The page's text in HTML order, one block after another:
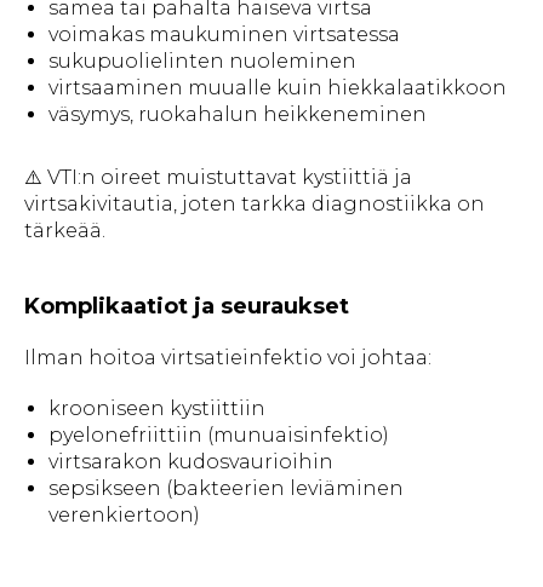
samea tai pahalta haiseva virtsa
voimakas maukuminen virtsatessa
sukupuolielinten nuoleminen
virtsaaminen muualle kuin hiekkalaatikkoon
väsymys, ruokahalun heikkeneminen
⚠️ VTI:n oireet muistuttavat kystiittiä ja
virtsakivitautia, joten tarkka diagnostiikka on
tärkeää.
Komplikaatiot ja seuraukset
Ilman hoitoa virtsatieinfektio voi johtaa:
krooniseen kystiittiin
pyelonefriittiin (munuaisinfektio)
virtsarakon kudosvaurioihin
sepsikseen (bakteerien leviäminen
verenkiertoon)